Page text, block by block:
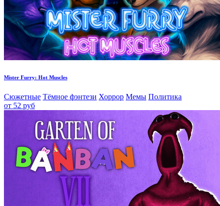
Mister Furry: Hot Muscles
Сюжетные Тёмное фэнтези Хоррор Мемы Политика
от 52 руб